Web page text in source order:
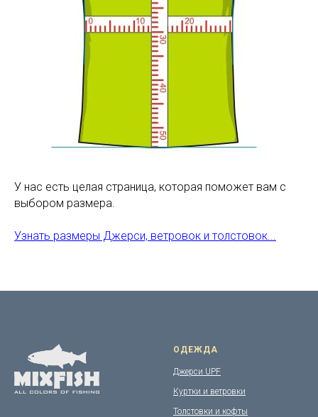
У нас есть целая страница, которая поможет вам с
выбором размера.
Узнать размеры Джерси, ветровок и толстовок...
ОДЕЖДА
Джерси UPF
Куртки и ветровки
Толстовки и кофты